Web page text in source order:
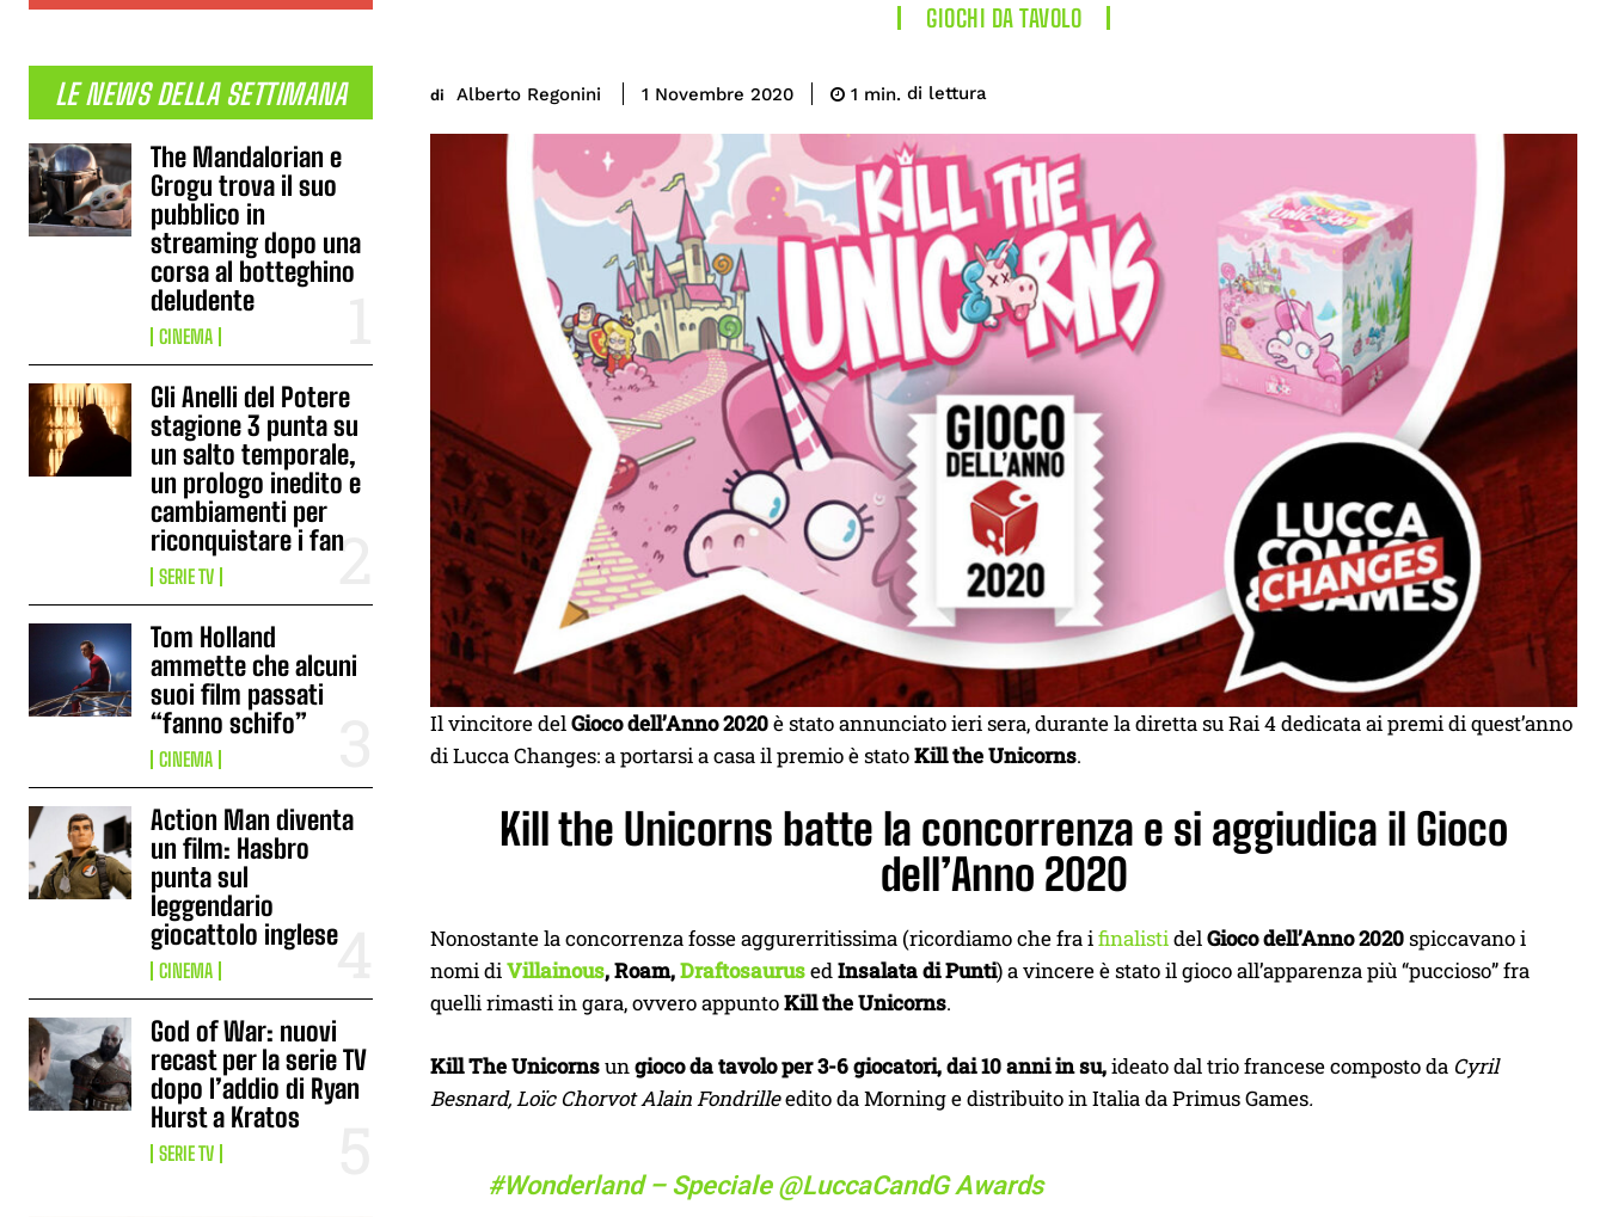
LE NEWS DELLA SETTIMANA
The Mandalorian e
Grogu trova il suo
pubblico in
streaming dopo una
corsa al botteghino
deludente
CINEMA
Gli Anelli del Potere
stagione 3 punta su
un salto temporale,
un prologo inedito e
cambiamenti per
riconquistare i fan
SERIE TV
Tom Holland
ammette che alcuni
suoi film passati
“fanno schifo”
CINEMA
Action Man diventa
un film: Hasbro
punta sul
leggendario
giocattolo inglese
CINEMA
God of War: nuovi
recast per la serie TV
dopo l’addio di Ryan
Hurst a Kratos
SERIE TV
GIOCHI DA TAVOLO
di Alberto Regonini 1 Novembre 2020 1 min. di lettura
Il vincitore delGioco dell’Anno 2020è stato annunciato ieri sera, durante la diretta su Rai 4 dedicata ai premi di quest’anno
di Lucca Changes: a portarsi a casa il premio è statoKill the Unicorns.
Kill the Unicorns batte la concorrenza e si aggiudica il Gioco
dell’Anno 2020
Nonostante la concorrenza fosse aggurerritissima (ricordiamo che fra ifinalistidelGioco dell’Anno 2020spiccavano i
nomi diVillainous, Roam,DraftosaurusedInsalata di Punti) a vincere è stato il gioco all’apparenza più “puccioso” fra
quelli rimasti in gara, ovvero appuntoKill the Unicorns.
Kill The Unicornsungioco da tavolo per 3-6 giocatori, dai 10 anni in su,ideato dal trio francese composto da Cyril
Besnard, Loïc Chorvot Alain Fondrilleedito da Morning e distribuito in Italia da Primus Games.
#Wonderland– Speciale @LuccaCandGAwards